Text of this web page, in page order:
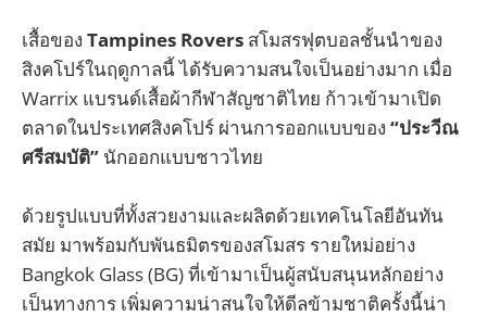
เสื้อของ Tampines Rovers สโมสรฟุตบอลชั้นนำของ
สิงคโปร์ในฤดูกาลนี้ ได้รับความสนใจเป็นอย่างมาก เมื่อ
Warrix แบรนด์เสื้อผ้ากีฬาสัญชาติไทย ก้าวเข้ามาเปิด
ตลาดในประเทศสิงคโปร์ ผ่านการออกแบบของ “ประวีณ
ศรีสมบัติ” นักออกแบบชาวไทย
ด้วยรูปแบบที่ทั้งสวยงามและผลิตด้วยเทคโนโลยีอันทัน
สมัย มาพร้อมกับพันธมิตรของสโมสร รายใหม่อย่าง
Bangkok Glass (BG) ที่เข้ามาเป็นผู้สนับสนุนหลักอย่าง
เป็นทางการ เพิ่มความน่าสนใจให้ดีลข้ามชาติครั้งนี้น่า